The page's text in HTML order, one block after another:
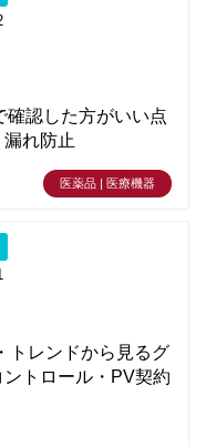
確認した方がいい点
れ防止
医薬品 | 医療機器
トレンドから見るグ
トロール・PV契約